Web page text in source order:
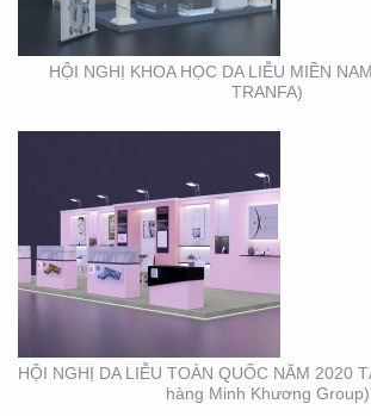
HỘI NGHỊ KHOA HỌC DA LIỄU MIỀN
TRANFA)
HÀNG MINH KHƯƠNG
GROUP)
HỘI NGHỊ DA LIỄU TOÀN QUỐC NĂM 2020
hàng Minh Khương Group)
THIẾT KẾ – THI CÔNG
KỆ TRƯNG BÀY SẢN
PHẨM O’FOOD